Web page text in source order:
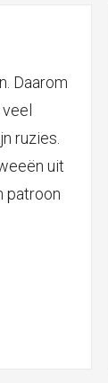
Daarom
ruzies.
uit
patroon